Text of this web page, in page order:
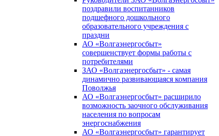
поздравили воспитанников
подшефного дошкольного
образовательного учреждения с
праздни
АО «Волгаэнергосбыт»
совершенствует формы работы с
потребителями
ЗАО «Волгаэнергосбыт» - самая
динамично развивающаяся компания
Поволжья
АО «Волгаэнергосбыт» расширило
возможность заочного обслуживания
населения по вопросам
энергоснабжения
АО «Волгаэнергосбыт» гарантирует